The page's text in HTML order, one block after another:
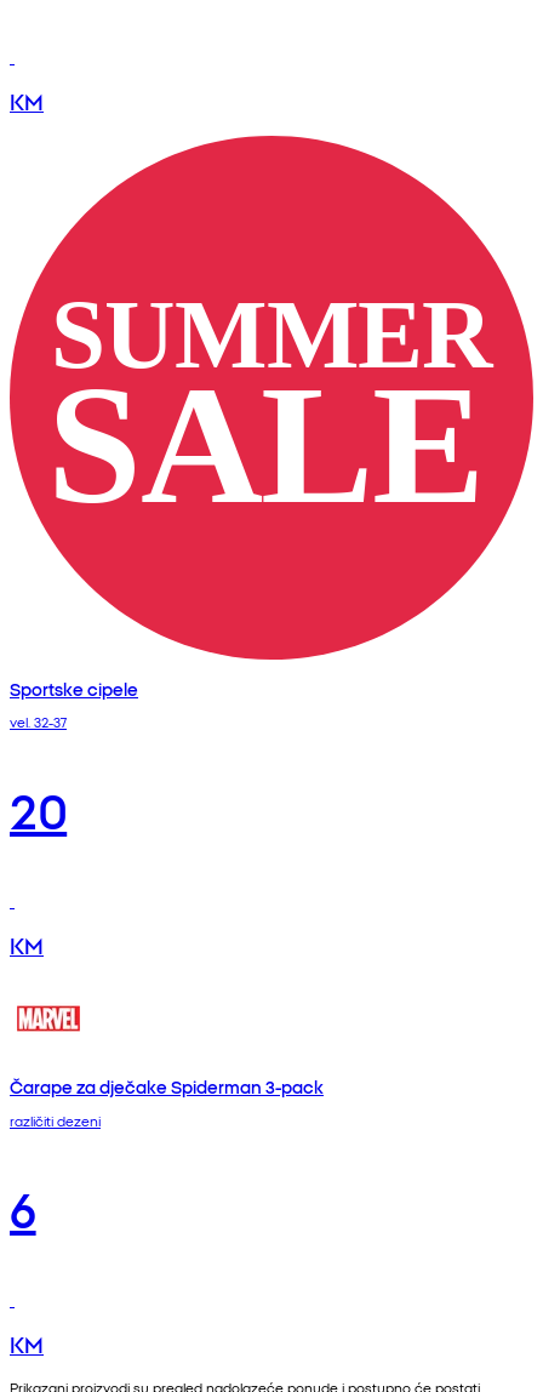
KM
Sportske cipele
vel. 32-37
20
KM
Čarape za dječake Spiderman 3-pack
različiti dezeni
6
KM
Prikazani proizvodi su pregled nadolazeće ponude i postupno će postati